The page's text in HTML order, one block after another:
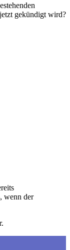
gekündigt wird?
wenn der